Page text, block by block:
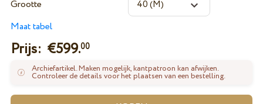
Grootte
Maat tabel
Prijs: €599.00
Archiefartikel. Maken mogelijk, kantpatroon kan afwijken.
Controleer de details voor het plaatsen van een bestelling.